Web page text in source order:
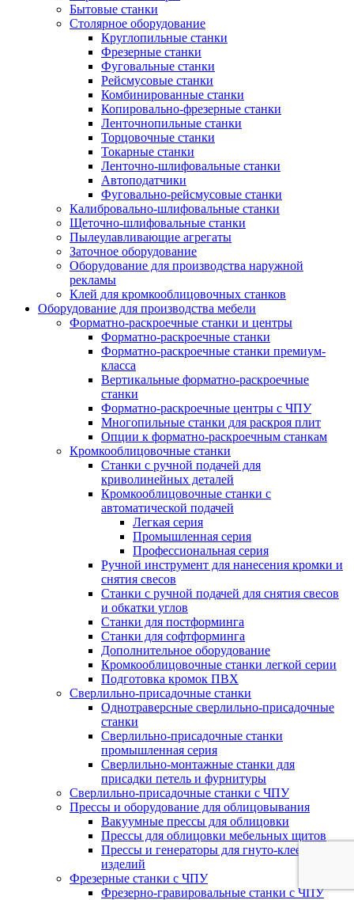
Бытовые станки
Столярное оборудование
Круглопильные станки
Фрезерные станки
Фуговальные станки
Рейсмусовые станки
Комбинированные станки
Копировально-фрезерные станки
Ленточнопильные станки
Торцовочные станки
Токарные станки
Ленточно-шлифовальные станки
Автоподатчики
Фуговально-рейсмусовые станки
Калибровально-шлифовальные станки
Щеточно-шлифовальные станки
Пылеулавливающие агрегаты
Заточное оборудование
Оборудование для производства наружной
рекламы
Клей для кромкооблицовочных станков
Оборудование для производства мебели
Форматно-раскроечные станки и центры
Форматно-раскроечные станки
Форматно-раскроечные станки премиум-
класса
Вертикальные форматно-раскроечные
станки
Форматно-раскроечные центры с ЧПУ
Многопильные станки для раскроя плит
Опции к форматно-раскроечным станкам
Кромкооблицовочные станки
Станки с ручной подачей для
криволинейных деталей
Кромкооблицовочные станки с
автоматической подачей
Легкая серия
Промышленная серия
Профессиональная серия
Ручной инструмент для нанесения кромки и
снятия свесов
Станки с ручной подачей для снятия свесов
и обкатки углов
Станки для постформинга
Станки для софтформинга
Дополнительное оборудование
Кромкооблицовочные станки легкой серии
Подготовка кромок ПВХ
Сверлильно-присадочные станки
Однотраверсные сверлильно-присадочные
станки
Сверлильно-присадочные станки
промышленная серия
Сверлильно-монтажные станки для
присадки петель и фурнитуры
Сверлильно-присадочные станки с ЧПУ
Прессы и оборудование для облицовывания
Вакуумные прессы для облицовки
Прессы для облицовки мебельных щитов
Прессы и генераторы для гнуто-клееных
изделий
Фрезерные станки с ЧПУ
Фрезерно-гравировальные станки с ЧПУ